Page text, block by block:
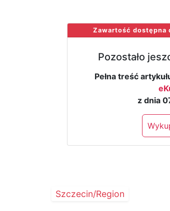
Zawartość dostępna
Pozostało
Pełna treść
z dnia
Szczecin/Region